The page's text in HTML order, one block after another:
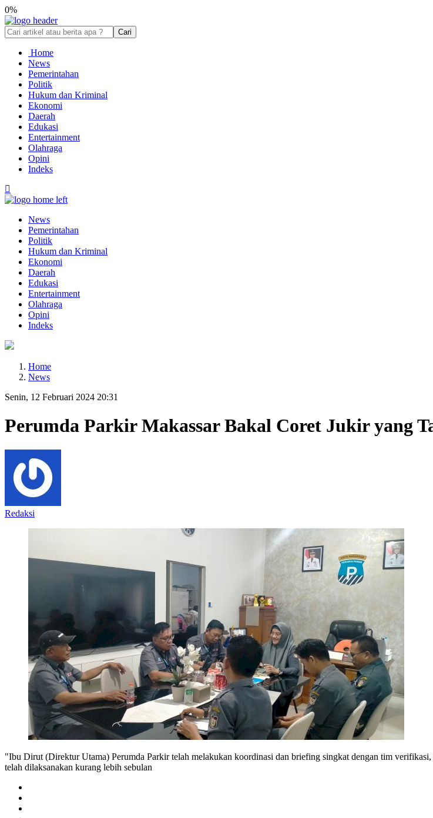
0%
Cari
Home
News
Pemerintahan
Politik
Hukum dan Kriminal
Ekonomi
Daerah
Edukasi
Entertainment
Olahraga
Opini
Indeks
News
Pemerintahan
Politik
Hukum dan Kriminal
Ekonomi
Daerah
Edukasi
Entertainment
Olahraga
Opini
Indeks
Home
News
Senin, 12 Februari 2024 20:31
Perumda Parkir Makassar Bakal Coret Jukir yang
Redaksi
"Ibu Dirut (Direktur Utama) Perumda Parkir telah melakukan koordinasi dan briefing singkat dengan tim
telah dilaksanakan kurang lebih sebulan